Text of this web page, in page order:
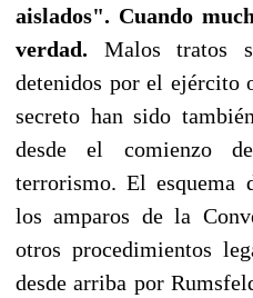
aislados". Cuando
verdad. Malos tratos
detenidos por el ejército
secreto han sido
desde el comienzo
terrorismo. El esquema
los amparos de la
otros procedimientos
desde arriba por